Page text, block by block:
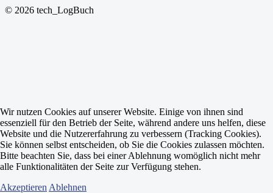
© 2026 tech_LogBuch
Wir nutzen Cookies auf unserer Website. Einige von ihnen sind
essenziell für den Betrieb der Seite, während andere uns helfen, diese
Website und die Nutzererfahrung zu verbessern (Tracking Cookies).
Sie können selbst entscheiden, ob Sie die Cookies zulassen möchten.
Bitte beachten Sie, dass bei einer Ablehnung womöglich nicht mehr
alle Funktionalitäten der Seite zur Verfügung stehen.
Akzeptieren Ablehnen